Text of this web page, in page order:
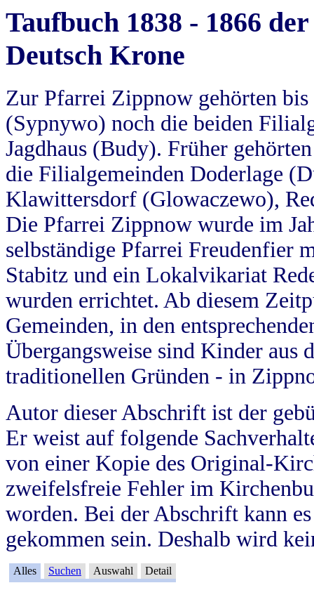
Taufbuch 1838 - 1866
Deutsch Krone
Zur Pfarrei Zippnow gehörten
(Sypnywo) noch die beiden
Jagdhaus (Budy). Früher
die Filialgemeinden Doderlage
Klawittersdorf (Glowaczewo),
Die Pfarrei Zippnow wurde im
selbständige Pfarrei Freudenfier
Stabitz und ein Lokalvikariat
wurden errichtet. Ab diesem
Gemeinden, in den
Übergangsweise sind Kinder aus
traditionellen Gründen - in
Autor dieser Abschrift ist der
Er weist auf folgende
von einer Kopie des Original-
zweifelsfreie Fehler im
worden. Bei der Abschrift kann
gekommen sein. Deshalb wird
Alles Suchen Auswahl Detail